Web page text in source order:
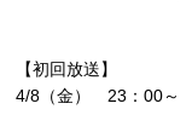
【初回放送】
4/8（金） 23：00～